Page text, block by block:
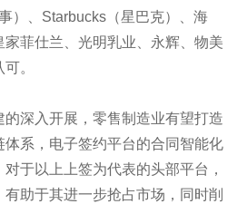
）、Starbucks（星巴克）、海
菲仕兰、光明乳业、永辉、物美
。
深入开展，零售制造业有望打造
体系，电子签约平台的合同智能化
于以上上签为代表的头部平台，
助于其进一步抢占市场，同时削